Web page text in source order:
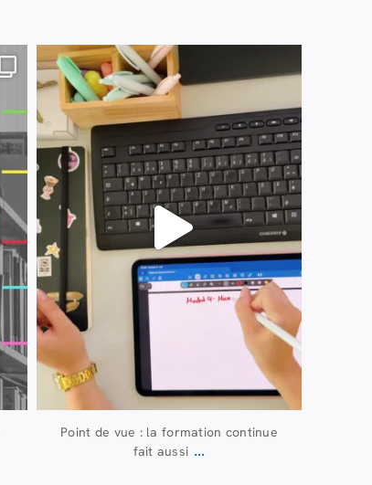
13 juillet
61
Point de vue : la formation continue
fait aussi ...